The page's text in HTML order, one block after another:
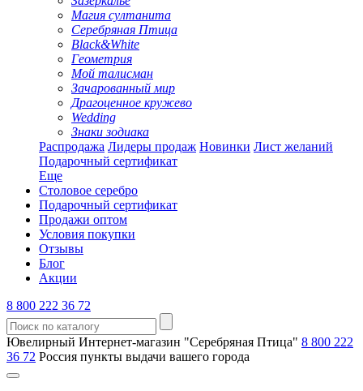
Магия султанита
Серебряная Птица
Black&White
Геометрия
Мой талисман
Зачарованный мир
Драгоценное кружево
Wedding
Знаки зодиака
Распродажа Лидеры продаж Новинки Лист желаний
Подарочный сертификат
Еще
Столовое серебро
Подарочный сертификат
Продажи оптом
Условия покупки
Отзывы
Блог
Акции
8 800 222 36 72
Ювелирный Интернет-магазин "Серебряная Птица" 8 800 222
36 72 Россия пункты выдачи вашего города